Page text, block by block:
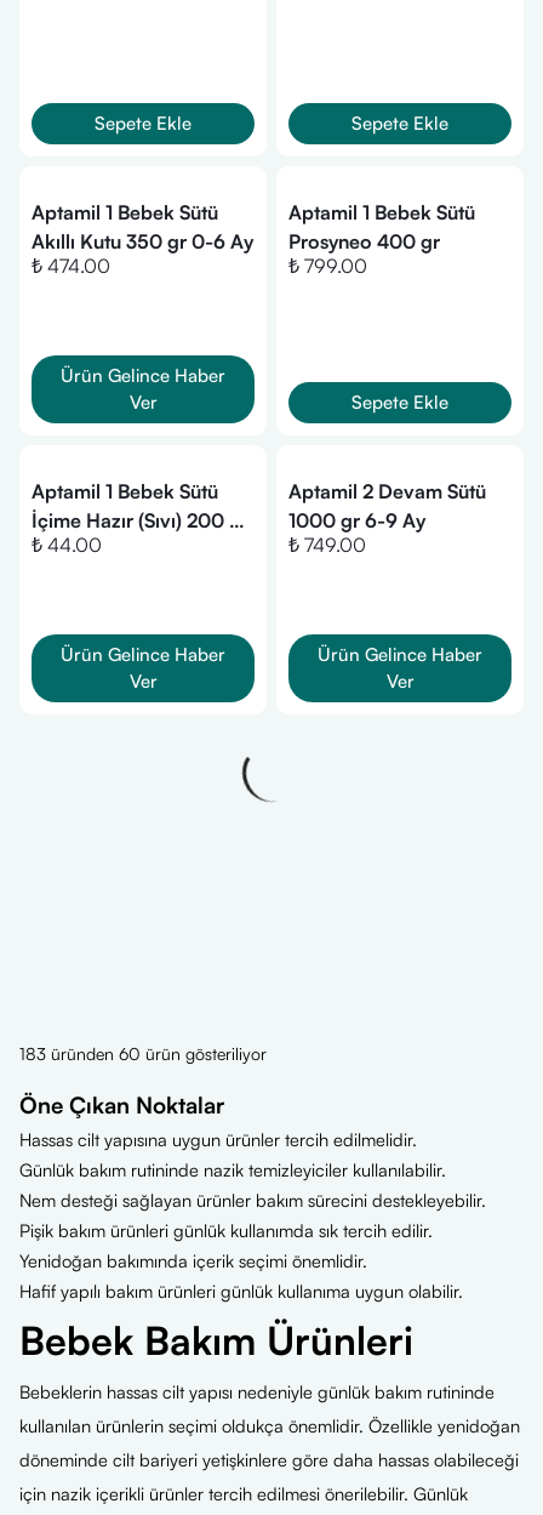
Sepete Ekle Sepete Ekle
Aptamil 1 Bebek Sütü
Akıllı Kutu 350 gr 0-6 Ay
₺ 474.00
Ürün Gelince Haber
Ver
Aptamil 1 Bebek Sütü
Prosyneo 400 gr
₺ 799.00
Sepete Ekle
Aptamil 1 Bebek Sütü
İçime Hazır (Sıvı) 200 ml
0-6 Ay
₺ 44.00
Ürün Gelince Haber
Ver
Aptamil 2 Devam Sütü
1000 gr 6-9 Ay
₺ 749.00
Ürün Gelince Haber
Ver
183 üründen 60 ürün gösteriliyor
Öne Çıkan Noktalar
Hassas cilt yapısına uygun ürünler tercih edilmelidir.
Günlük bakım rutininde nazik temizleyiciler kullanılabilir.
Nem desteği sağlayan ürünler bakım sürecini destekleyebilir.
Pişik bakım ürünleri günlük kullanımda sık tercih edilir.
Yenidoğan bakımında içerik seçimi önemlidir.
Hafif yapılı bakım ürünleri günlük kullanıma uygun olabilir.
Bebek Bakım Ürünleri
Bebeklerin hassas cilt yapısı nedeniyle günlük bakım rutininde
kullanılan ürünlerin seçimi oldukça önemlidir. Özellikle yenidoğan
döneminde cilt bariyeri yetişkinlere göre daha hassas olabileceği
için nazik içerikli ürünler tercih edilmesi önerilebilir. Günlük